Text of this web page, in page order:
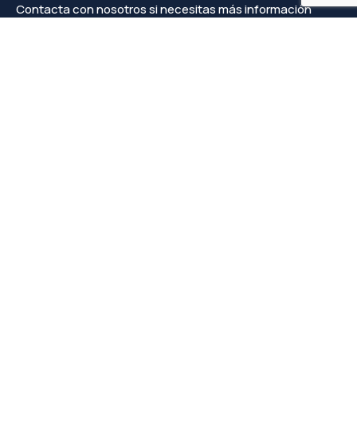
Contacta con nosotros si necesitas más información